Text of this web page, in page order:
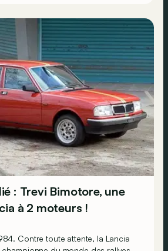
: Trevi Bimotore, une
à 2 moteurs !
Contre toute attente, la Lancia